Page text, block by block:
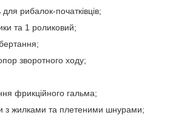
рибалок-початківців;
та 1 роликовий;
зворотного ходу;
фрикційного гальма;
з жилками та плетеними шнурами;